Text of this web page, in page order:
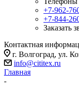
+7-962-
+7-844-
Заказать
Контактная
г. Волгоград, ул.
info@cititex.ru
Главная
-